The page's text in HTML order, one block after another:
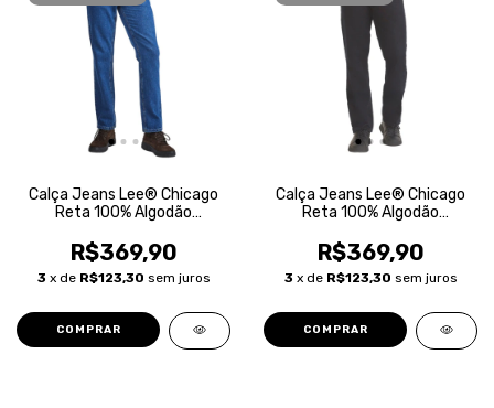
Calça Jeans Lee® Chicago
Reta 100% Algodão
R$369,90
3 x de R$123,30 sem juros
COMPRAR
Calça Jeans Lee® Chicago
Reta 100% Algodão
R$369,90
3 x de R$123,30 sem juros
COMPRAR